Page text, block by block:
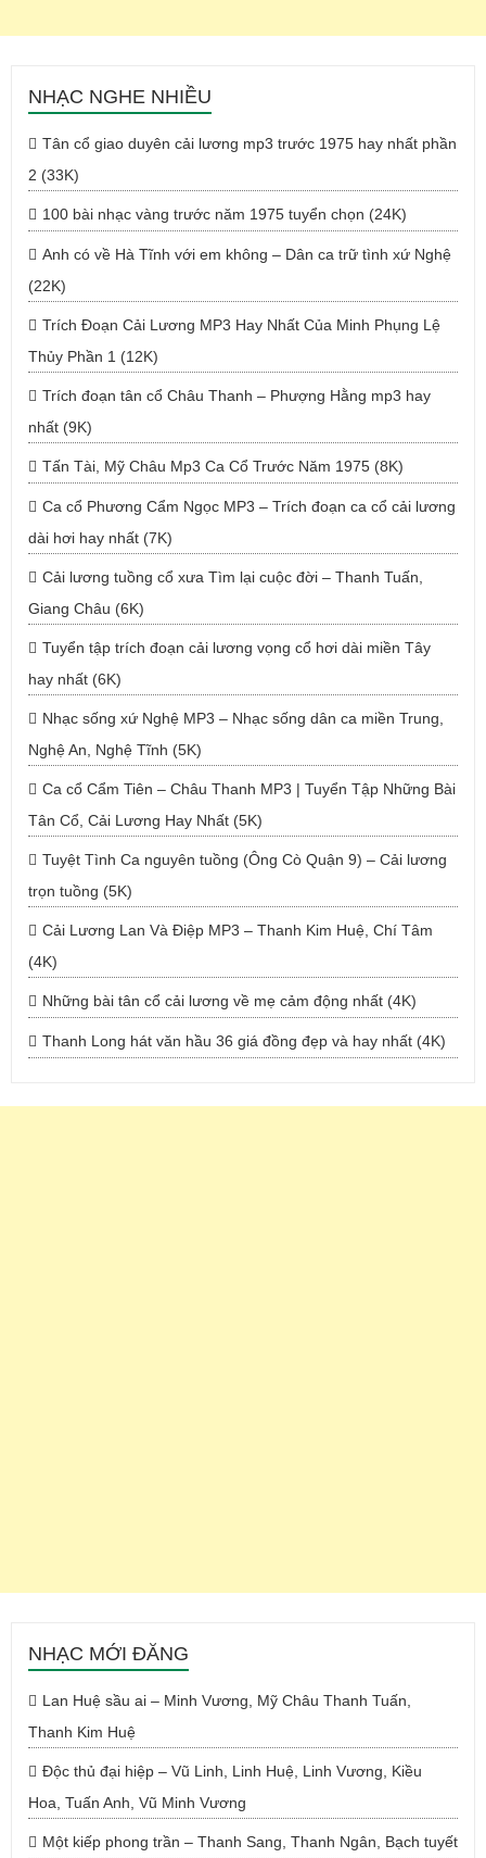
NHẠC NGHE NHIỀU
Tân cổ giao duyên cải lương mp3 trước 1975 hay nhất phần
2 (33K)
100 bài nhạc vàng trước năm 1975 tuyển chọn (24K)
Anh có về Hà Tĩnh với em không – Dân ca trữ tình xứ Nghệ
(22K)
Trích Đoạn Cải Lương MP3 Hay Nhất Của Minh Phụng Lệ
Thủy Phần 1 (12K)
Trích đoạn tân cổ Châu Thanh – Phượng Hằng mp3 hay
nhất (9K)
Tấn Tài, Mỹ Châu Mp3 Ca Cổ Trước Năm 1975 (8K)
Ca cổ Phương Cẩm Ngọc MP3 – Trích đoạn ca cổ cải lương
dài hơi hay nhất (7K)
Cải lương tuồng cổ xưa Tìm lại cuộc đời – Thanh Tuấn,
Giang Châu (6K)
Tuyển tập trích đoạn cải lương vọng cổ hơi dài miền Tây
hay nhất (6K)
Nhạc sống xứ Nghệ MP3 – Nhạc sống dân ca miền Trung,
Nghệ An, Nghệ Tĩnh (5K)
Ca cổ Cẩm Tiên – Châu Thanh MP3 | Tuyển Tập Những Bài
Tân Cổ, Cải Lương Hay Nhất (5K)
Tuyệt Tình Ca nguyên tuồng (Ông Cò Quận 9) – Cải lương
trọn tuồng (5K)
Cải Lương Lan Và Điệp MP3 – Thanh Kim Huệ, Chí Tâm
(4K)
Những bài tân cổ cải lương về mẹ cảm động nhất (4K)
Thanh Long hát văn hầu 36 giá đồng đẹp và hay nhất (4K)
NHẠC MỚI ĐĂNG
Lan Huệ sầu ai – Minh Vương, Mỹ Châu Thanh Tuấn,
Thanh Kim Huệ
Độc thủ đại hiệp – Vũ Linh, Linh Huệ, Linh Vương, Kiều
Hoa, Tuấn Anh, Vũ Minh Vương
Một kiếp phong trần – Thanh Sang, Thanh Ngân, Bạch tuyết